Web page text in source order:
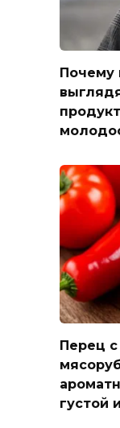
Почему
Перец
густой